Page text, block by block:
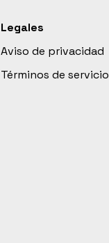
Legales
Aviso de privacidad
Términos de servicio